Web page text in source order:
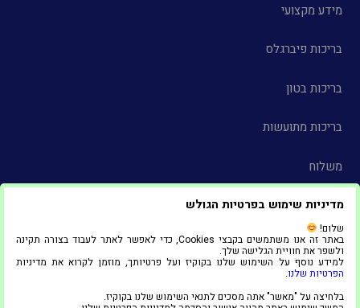
מדיניות שימוש בפרטיות הגולש
שלום!
באתר זה אנו משתמשים בקבצי Cookies, כדי לאפשר לאתר לעבוד בצורה תקינה
ולשפר את חוויית הגלישה שלך.
למידע נוסף על השימוש שלנו בקוקיז ועל פרטיותך, מוזמן לקרוא את מדיניות
הפרטיות שלנו.
בלחיצה על "מאשר" אתה מסכים לתנאי השימוש שלנו בקוקיז.
מידע מקצועי
בריכות פיברגלס
בריכות בטון
בריכות מתועשות
משלוח
צור קשר
הצהרת נגישות